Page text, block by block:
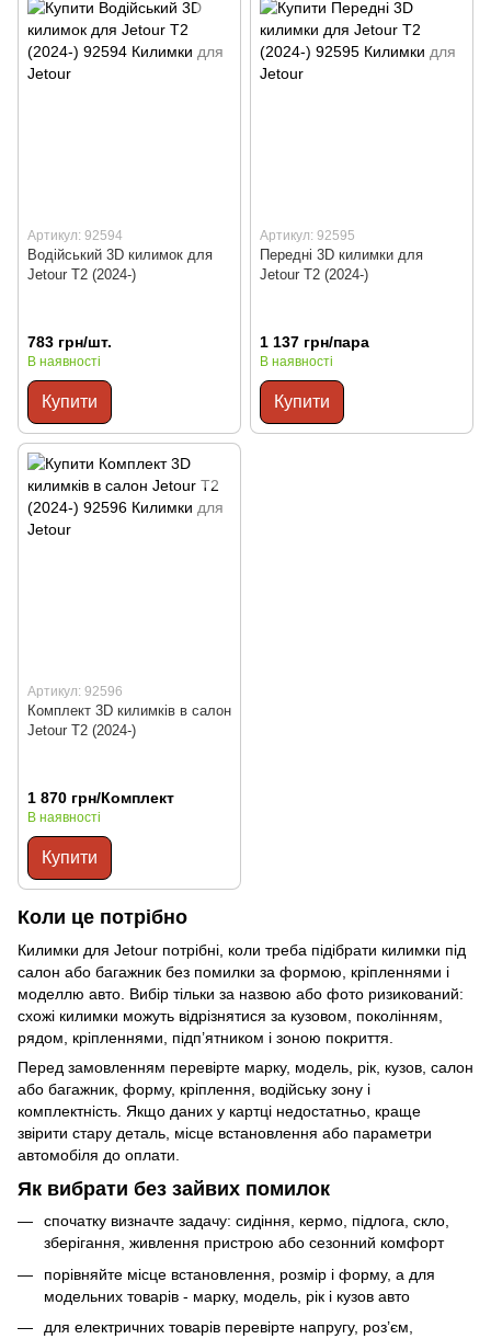
Артикул: 92594
Водійський 3D килимок для
Jetour T2 (2024-)
783 грн/шт.
В наявності
Купити
Артикул: 92595
Передні 3D килимки для
Jetour T2 (2024-)
1 137 грн/пара
В наявності
Купити
Артикул: 92596
Комплект 3D килимків в салон
Jetour T2 (2024-)
1 870 грн/Комплект
В наявності
Купити
Коли це потрібно
Килимки для Jetour потрібні, коли треба підібрати килимки під
салон або багажник без помилки за формою, кріпленнями і
моделлю авто. Вибір тільки за назвою або фото ризикований:
схожі килимки можуть відрізнятися за кузовом, поколінням,
рядом, кріпленнями, підп’ятником і зоною покриття.
Перед замовленням перевірте марку, модель, рік, кузов, салон
або багажник, форму, кріплення, водійську зону і
комплектність. Якщо даних у картці недостатньо, краще
звірити стару деталь, місце встановлення або параметри
автомобіля до оплати.
Як вибрати без зайвих помилок
спочатку визначте задачу: сидіння, кермо, підлога, скло,
зберігання, живлення пристрою або сезонний комфорт
порівняйте місце встановлення, розмір і форму, а для
модельних товарів - марку, модель, рік і кузов авто
для електричних товарів перевірте напругу, роз’єм,